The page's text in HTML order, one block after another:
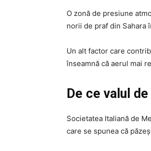
O zonă de presiune
norii de praf din Sahara
Un alt factor care
înseamnă că aerul mai
De ce valul
Societatea Italiană de
care se spunea că